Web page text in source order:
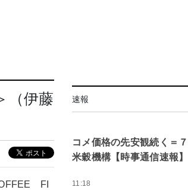
伊藤
FI
速報
コメ価格の先安観続く＝
米穀機構【時事通信速報】
11:18